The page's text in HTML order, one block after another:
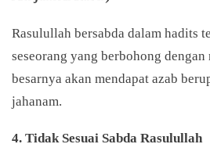
Rasulullah bersabda dalam hadits
seseorang yang berbohong dengan
besarnya akan mendapat azab
jahanam.
4. Tidak Sesuai Sabda Rasulullah